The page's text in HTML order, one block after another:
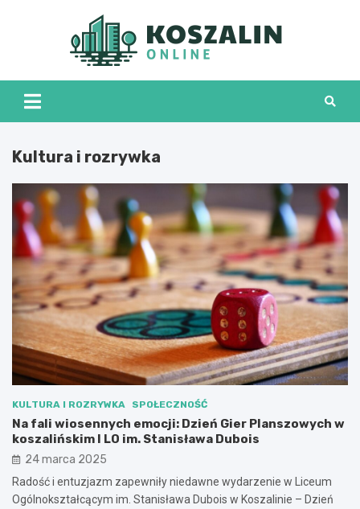
Kultura i rozrywka
KULTURA I ROZRYWKA SPOŁECZNOŚĆ
Na fali wiosennych emocji: Dzień Gier Planszowych w
koszalińskim I LO im. Stanisława Dubois
24 marca 2025
Radość i entuzjazm zapewniły niedawne wydarzenie w Liceum
Ogólnokształcącym im. Stanisława Dubois w Koszalinie – Dzień